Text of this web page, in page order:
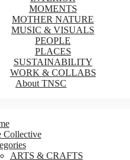
MOMENTS
MOTHER NATURE
MUSIC & VISUALS
PEOPLE
PLACES
SUSTAINABILITY
WORK & COLLABS
About TNSC
Collective
ARTS & CRAFTS